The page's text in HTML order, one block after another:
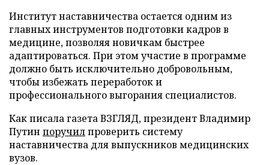
Институт наставничества остается одним из
главных инструментов подготовки кадров в
медицине, позволяя новичкам быстрее
адаптироваться. При этом участие в программе
должно быть исключительно добровольным,
чтобы избежать переработок и
профессионального выгорания специалистов.
Как писала газета ВЗГЛЯД, президент Владимир
Путин поручилпроверить систему
наставничества для выпускников медицинских
вузов.